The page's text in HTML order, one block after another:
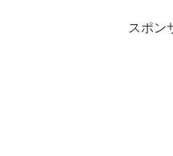
スポン